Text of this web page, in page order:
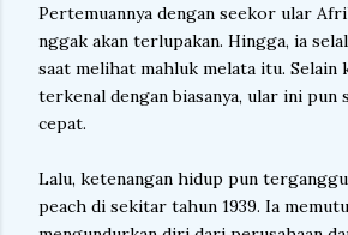
Pertemuannya dengan seekor ular
nggak akan terlupakan. Hingga, ia
saat melihat mahluk melata itu. Selain
terkenal dengan biasanya, ular ini pun
cepat.
Lalu, ketenangan hidup pun
peach di sekitar tahun 1939. Ia